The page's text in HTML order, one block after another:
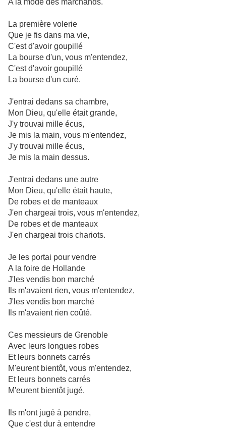
A la mode des marchands.
La première volerie
Que je fis dans ma vie,
C'est d'avoir goupillé
La bourse d'un, vous m'entendez,
C'est d'avoir goupillé
La bourse d'un curé.
J'entrai dedans sa chambre,
Mon Dieu, qu'elle était grande,
J'y trouvai mille écus,
Je mis la main, vous m'entendez,
J'y trouvai mille écus,
Je mis la main dessus.
J'entrai dedans une autre
Mon Dieu, qu'elle était haute,
De robes et de manteaux
J'en chargeai trois, vous m'entendez,
De robes et de manteaux
J'en chargeai trois chariots.
Je les portai pour vendre
A la foire de Hollande
J'les vendis bon marché
Ils m'avaient rien, vous m'entendez,
J'les vendis bon marché
Ils m'avaient rien coûté.
Ces messieurs de Grenoble
Avec leurs longues robes
Et leurs bonnets carrés
M'eurent bientôt, vous m'entendez,
Et leurs bonnets carrés
M'eurent bientôt jugé.
Ils m'ont jugé à pendre,
Que c'est dur à entendre